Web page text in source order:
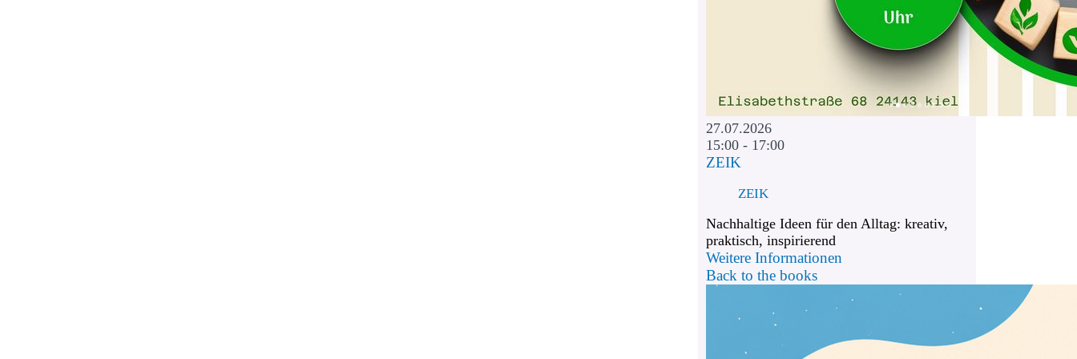
27.07.2026
15:00 - 17:00
ZEIK
ZEIK
Nachhaltige Ideen für den Alltag: kreativ,
praktisch, inspirierend
Weitere Informationen
Back to the books